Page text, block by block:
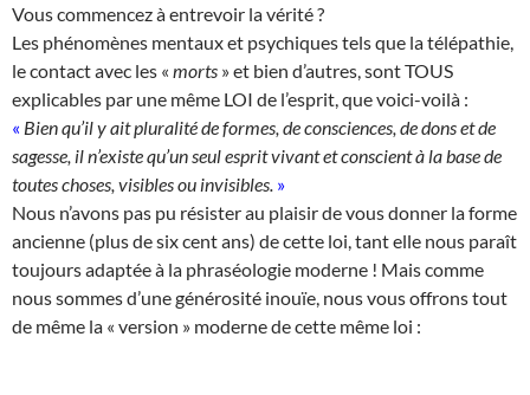
Vous commencez à entrevoir la vérité ?
Les phénomènes mentaux et psychiques tels que la télépathie,
le contact avec les « morts » et bien d’autres, sont TOUS
explicables par une même LOI de l’esprit, que voici-voilà :
« Bien qu’il y ait pluralité de formes, de consciences, de dons et de
sagesse, il n’existe qu’un seul esprit vivant et conscient à la base de
toutes choses, visibles ou invisibles. »
Nous n’avons pas pu résister au plaisir de vous donner la forme
ancienne (plus de six cent ans) de cette loi, tant elle nous paraît
toujours adaptée à la phraséologie moderne ! Mais comme
nous sommes d’une générosité inouïe, nous vous offrons tout
de même la « version » moderne de cette même loi :